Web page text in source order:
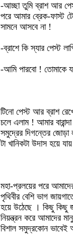
-আচ্ছা তুমি ব্রাশ আর
পরে আমার ব্রেক-ফাস্ট
সামনে আসবে না !
-ব্রাশে কি স্যার পেস্ট
-আমি পারবো ! তোমাকে
টিনো পেস্ট আর ব্রাশ
চলে এলাম ! আমার
সমুদ্রের দিগন্তের জোড়া
টা খানিকটা উদাস হয়ে
মহা-প্রলয়ের পরে
পৃথিবীর বেশি ভাগ
হয়ে উঠেছে । কিছু কিছু
নিয়ন্ত্রন করে আমাদের
বিশাল সমুদ্রকোন ভাবেই